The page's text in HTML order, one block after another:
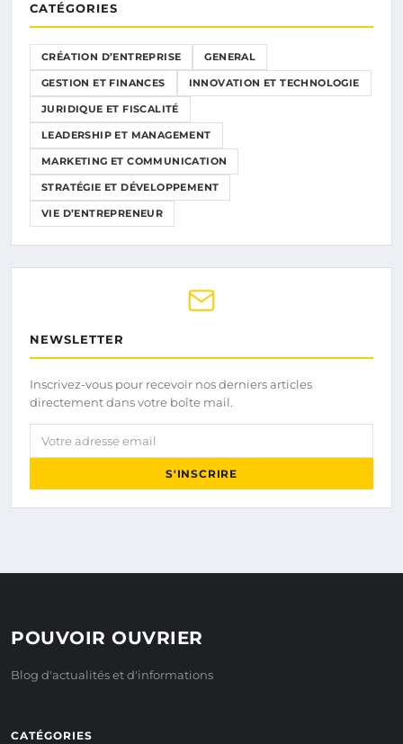
CATÉGORIES
CRÉATION D’ENTREPRISE GENERAL
GESTION ET FINANCES INNOVATION ET TECHNOLOGIE
JURIDIQUE ET FISCALITÉ
LEADERSHIP ET MANAGEMENT
MARKETING ET COMMUNICATION
STRATÉGIE ET DÉVELOPPEMENT
VIE D’ENTREPRENEUR
NEWSLETTER
Inscrivez-vous pour recevoir nos derniers articles
directement dans votre boîte mail.
Votre adresse email
S'INSCRIRE
POUVOIR OUVRIER
Blog d'actualités et d'informations
CATÉGORIES